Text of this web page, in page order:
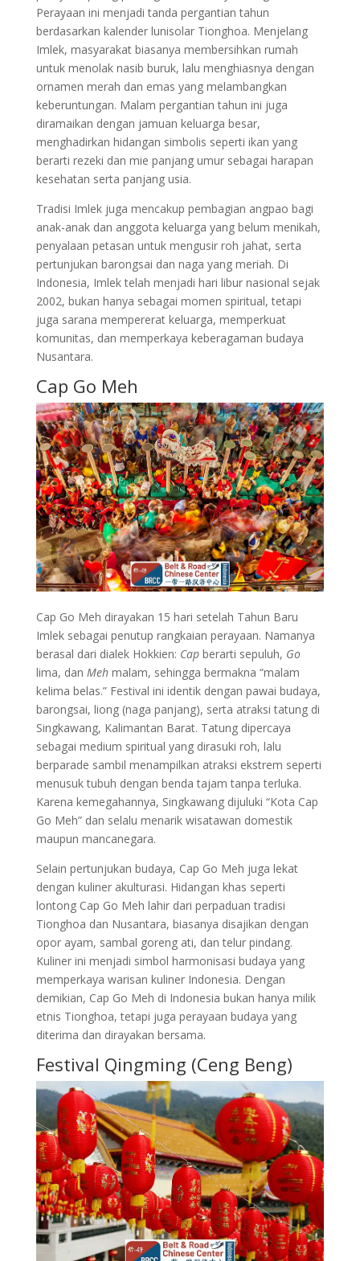
Perayaan ini menjadi tanda pergantian tahun
berdasarkan kalender lunisolar Tionghoa. Menjelang
Imlek, masyarakat biasanya membersihkan rumah
untuk menolak nasib buruk, lalu menghiasnya dengan
ornamen merah dan emas yang melambangkan
keberuntungan. Malam pergantian tahun ini juga
diramaikan dengan jamuan keluarga besar,
menghadirkan hidangan simbolis seperti ikan yang
berarti rezeki dan mie panjang umur sebagai harapan
kesehatan serta panjang usia.
Tradisi Imlek juga mencakup pembagian angpao bagi
anak-anak dan anggota keluarga yang belum menikah,
penyalaan petasan untuk mengusir roh jahat, serta
pertunjukan barongsai dan naga yang meriah. Di
Indonesia, Imlek telah menjadi hari libur nasional sejak
2002, bukan hanya sebagai momen spiritual, tetapi
juga sarana mempererat keluarga, memperkuat
komunitas, dan memperkaya keberagaman budaya
Nusantara.
Cap Go Meh
Cap Go Meh dirayakan 15 hari setelah Tahun Baru
Imlek sebagai penutup rangkaian perayaan. Namanya
berasal dari dialek Hokkien: Capberarti sepuluh, Go
lima, dan Mehmalam, sehingga bermakna “malam
kelima belas.” Festival ini identik dengan pawai budaya,
barongsai, liong (naga panjang), serta atraksi tatung di
Singkawang, Kalimantan Barat. Tatung dipercaya
sebagai medium spiritual yang dirasuki roh, lalu
berparade sambil menampilkan atraksi ekstrem seperti
menusuk tubuh dengan benda tajam tanpa terluka.
Karena kemegahannya, Singkawang dijuluki “Kota Cap
Go Meh” dan selalu menarik wisatawan domestik
maupun mancanegara.
Selain pertunjukan budaya, Cap Go Meh juga lekat
dengan kuliner akulturasi. Hidangan khas seperti
lontong Cap Go Meh lahir dari perpaduan tradisi
Tionghoa dan Nusantara, biasanya disajikan dengan
opor ayam, sambal goreng ati, dan telur pindang.
Kuliner ini menjadi simbol harmonisasi budaya yang
memperkaya warisan kuliner Indonesia. Dengan
demikian, Cap Go Meh di Indonesia bukan hanya milik
etnis Tionghoa, tetapi juga perayaan budaya yang
diterima dan dirayakan bersama.
Festival Qingming (Ceng Beng)